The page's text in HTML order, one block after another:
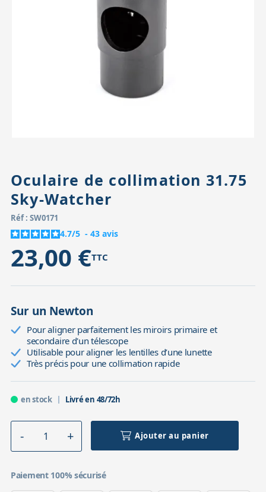
Accessoires pour montures
Oculaire de collimation 31.75
Sky-Watcher
Réf : SW0171
4.7/5 - 43 avis
23,00 €TTC
Sur un Newton
Pour aligner parfaitement les miroirs primaire et
secondaire d'un télescope
Utilisable pour aligner les lentilles d’une lunette
Très précis pour une collimation rapide
en stock Livré en 48/72h
Ajouter au panier
Paiement 100% sécurisé